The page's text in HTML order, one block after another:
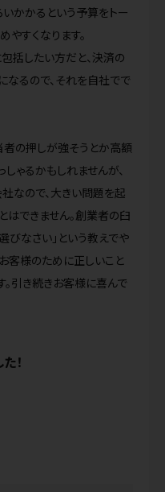
いかかるという予算をトー
やすくなります。
括したい方だと、決済の
なるので、それを自社でで
者の押しが強そうとか高額
ゃるかもしれませんが、
なので、大きい問題を起
はできません。創業者の臼
びなさい」という教えでや
お客様のために正しいこと
引き続きお客様に喜んで
！